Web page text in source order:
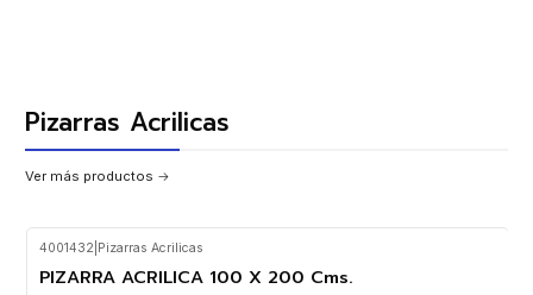
Pizarras Acrilicas
Ver más productos
4001432 Pizarras Acrilicas
PIZARRA ACRILICA 100 X 200 Cms.